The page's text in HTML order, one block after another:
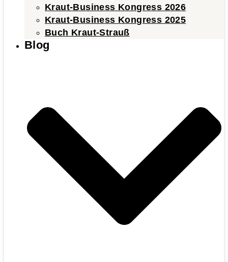
Kraut-Business Kongress 2026
Kraut-Business Kongress 2025
Buch Kraut-Strauß
Blog